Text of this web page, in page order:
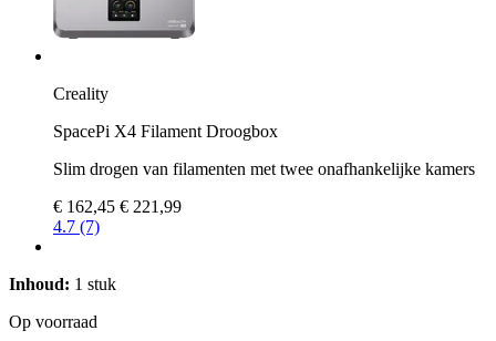
Creality
SpacePi X4 Filament Droogbox
Slim drogen van filamenten met twee onafhankelijke kamers
€ 162,45 € 221,99
4.7 (7)
Inhoud: 1 stuk
Op voorraad